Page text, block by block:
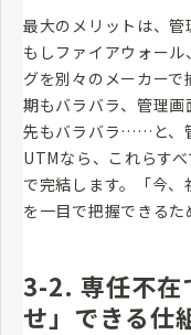
最大のメリットは、管
もしファイアウォー
グを別々のメーカー
期もバラバラ、管理
先もバラバラ……と、
UTMなら、これらす
で完結します。「今、
を一目で把握できるた
3-2. 専任不在
せ」できる仕